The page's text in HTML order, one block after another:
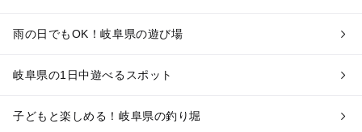
雨の日でもOK！岐阜県の遊び場
岐阜県の1日中遊べるスポット
子どもと楽しめる！岐阜県の釣り堀